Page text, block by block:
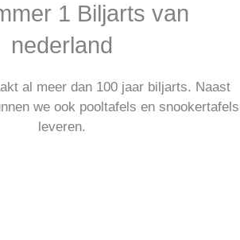
1 Biljarts van
nederland
al meer dan 100 jaar biljarts. Naast
we ook pooltafels en snookertafels
leveren.